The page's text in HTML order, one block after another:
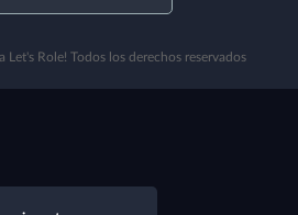
Let's Role! Todos los derechos reservados